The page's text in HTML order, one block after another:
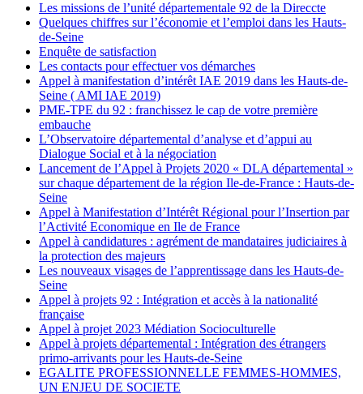
Les missions de l’unité départementale 92 de la Direccte
Quelques chiffres sur l’économie et l’emploi dans les Hauts-
de-Seine
Enquête de satisfaction
Les contacts pour effectuer vos démarches
Appel à manifestation d’intérêt IAE 2019 dans les Hauts-de-
Seine ( AMI IAE 2019)
PME-TPE du 92 : franchissez le cap de votre première
embauche
L’Observatoire départemental d’analyse et d’appui au
Dialogue Social et à la négociation
Lancement de l’Appel à Projets 2020 « DLA départemental »
sur chaque département de la région Ile-de-France : Hauts-de-
Seine
Appel à Manifestation d’Intérêt Régional pour l’Insertion par
l’Activité Economique en Ile de France
Appel à candidatures : agrément de mandataires judiciaires à
la protection des majeurs
Les nouveaux visages de l’apprentissage dans les Hauts-de-
Seine
Appel à projets 92 : Intégration et accès à la nationalité
française
Appel à projet 2023 Médiation Socioculturelle
Appel à projets départemental : Intégration des étrangers
primo-arrivants pour les Hauts-de-Seine
EGALITE PROFESSIONNELLE FEMMES-HOMMES,
UN ENJEU DE SOCIETE